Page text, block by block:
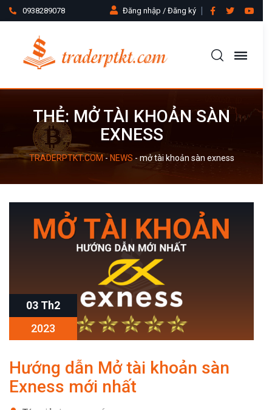
0938289078 Đăng nhập / Đăng ký
THẺ: MỞ TÀI KHOẢN SÀN
EXNESS
TRADERPTKT.COM- NEWS - mở tài khoản sàn exness
03 Th2
2023
Hướng dẫn Mở tài khoản sàn
Exness mới nhất